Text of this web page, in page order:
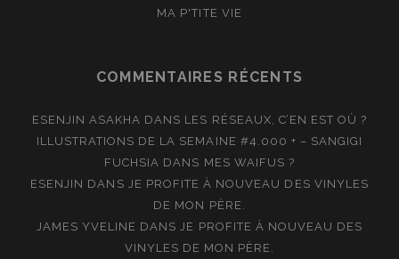
MA P'TITE VIE
COMMENTAIRES RÉCENTS
ESENJIN ASAKHA DANS LES RÉSEAUX, C’EN EST OÙ ?
ILLUSTRATIONS DE LA SEMAINE #4.000 + – SANGIGI
FUCHSIA DANS MES WAIFUS ?
ESENJIN DANS JE PROFITE À NOUVEAU DES VINYLES
DE MON PÈRE.
JAMES YVELINE DANSJE PROFITE À NOUVEAU DES
VINYLES DE MON PÈRE.